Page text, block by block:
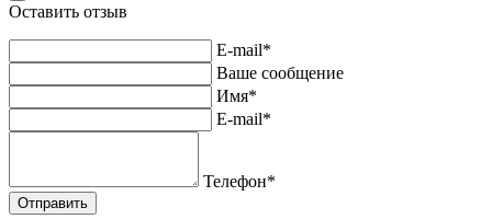
Оставить отзыв
E-mail*
Ваше сообщение
Имя*
E-mail*
Телефон*